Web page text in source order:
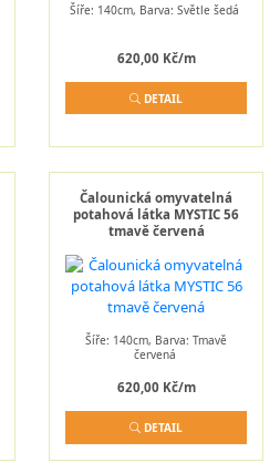
Šíře: 140cm, Barva: Světle šedá
620,00 Kč/m
DETAIL
Čalounická omyvatelná
potahová látka MYSTIC 56
tmavě červená
Šíře: 140cm, Barva: Tmavě
červená
620,00 Kč/m
DETAIL